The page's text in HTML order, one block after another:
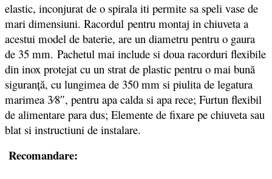
elastic, inconjurat de o spirala iti permite sa speli vase de
mari dimensiuni. Racordul pentru montaj in chiuveta a
acestui model de baterie, are un diametru pentru o gaura
de 35 mm. Pachetul mai include si doua racorduri flexibile
din inox protejat cu un strat de plastic pentru o mai bună
siguranţă, cu lungimea de 350 mm si piulita de legatura
marimea 3⁄8″, pentru apa calda si apa rece; Furtun flexibil
de alimentare para dus; Elemente de fixare pe chiuveta sau
blat si instructiuni de instalare.
Recomandare: